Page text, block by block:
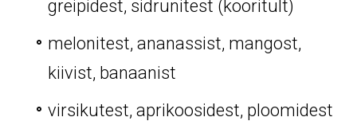
greipidest, sidrunitest (kooritult)
melonitest, ananassist, mangost,
kiivist, banaanist
virsikutest, aprikoosidest, ploomidest